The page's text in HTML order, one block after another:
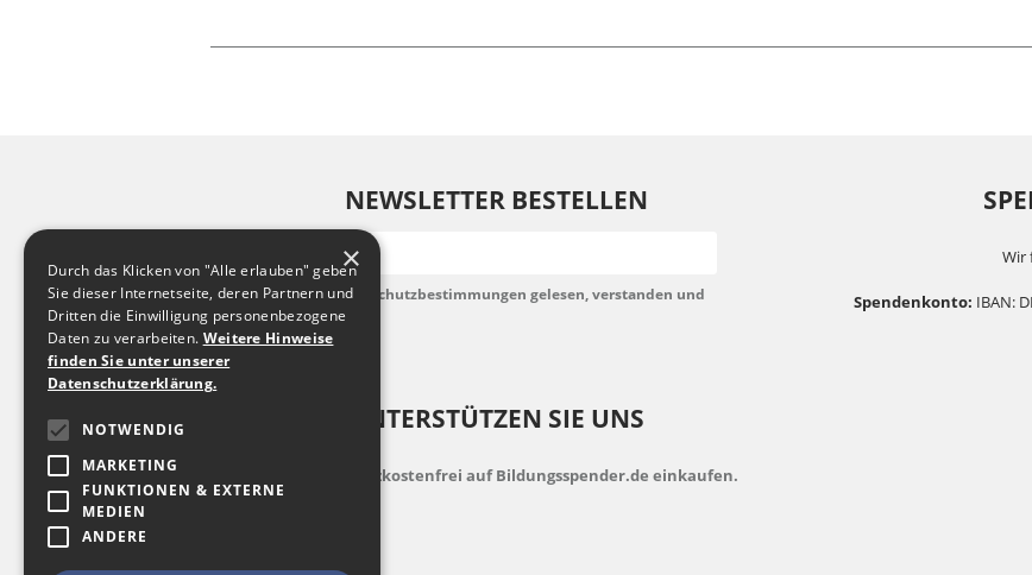
NEWSLETTER BESTELLEN
Ich habe die Datenschutzbestimmungen gelesen, verstanden und
akzeptiere diese.
Wir
Spendenkonto: IBAN:
UNTERSTÜTZEN SIE UNS
indem Sie zusatzkostenfrei auf Bildungsspender.de einkaufen.
×
Durch das Klicken von "Alle erlauben" geben
Sie dieser Internetseite, deren Partnern und
Dritten die Einwilligung personenbezogene
Daten zu verarbeiten. Weitere Hinweise
finden Sie unter unserer
Datenschutzerklärung.
NOTWENDIG
MARKETING
FUNKTIONEN & EXTERNE
MEDIEN
ANDERE